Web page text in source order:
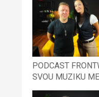
PODCAST
SVOU MUZIKU